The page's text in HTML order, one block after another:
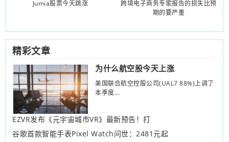
Jumia股票今天跳涨
跨境电子商务专家报告的损失比预
期的要严重
精彩文章
为什么航空股今天上涨
美国联合航空控股公司(UAL7 88%)上调了
本季度...
EZVR发布《元宇宙城市VR》最新预告！打
谷歌首款智能手表Pixel Watch问世：2481元起